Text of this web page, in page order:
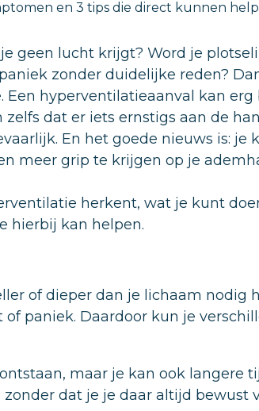
en 3 tips die direct kunnen
geen lucht krijgt? Word je
zonder duidelijke reden?
Een hyperventilatieaanval kan erg
dat er iets ernstigs aan de
En het goede nieuws is: je
meer grip te krijgen op je
herkent, wat je kunt
hierbij kan helpen.
of dieper dan je lichaam nodig
of paniek. Daardoor kun je
maar je kan ook langere
dat je je daar altijd bewust